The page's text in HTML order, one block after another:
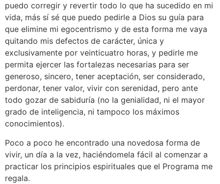
puedo corregir y revertir todo lo que ha sucedido en mi
vida, más sí sé que puedo pedirle a Dios su guía para
que elimine mi egocentrismo y de esta forma me vaya
quitando mis defectos de carácter, única y
exclusivamente por veinticuatro horas, y pedirle me
permita ejercer las fortalezas necesarias para ser
generoso, sincero, tener aceptación, ser considerado,
perdonar, tener valor, vivir con serenidad, pero ante
todo gozar de sabiduría (no la genialidad, ni el mayor
grado de inteligencia, ni tampoco los máximos
conocimientos).
Poco a poco he encontrado una novedosa forma de
vivir, un día a la vez, haciéndomela fácil al comenzar a
practicar los principios espirituales que el Programa me
regala.